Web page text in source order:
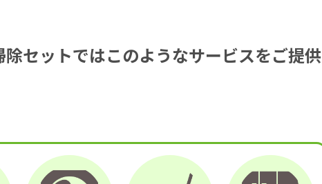
セットではこのようなサービスをご提供